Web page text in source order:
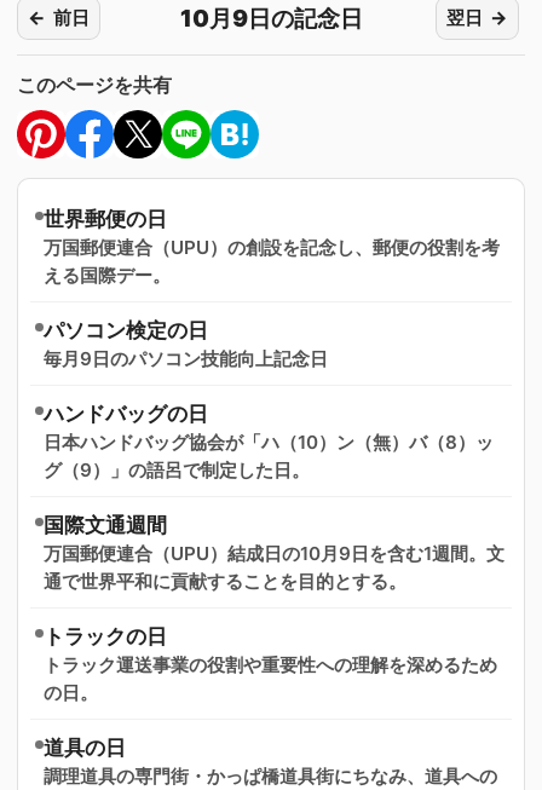
前日 10月9日の記念日 翌日
このページを共有
世界郵便の日
万国郵便連合（UPU）の創設を記念し、郵便の役割を考
える国際デー。
パソコン検定の日
毎月9日のパソコン技能向上記念日
ハンドバッグの日
日本ハンドバッグ協会が「ハ（10）ン（無）バ（8）ッ
グ（9）」の語呂で制定した日。
国際文通週間
万国郵便連合（UPU）結成日の10月9日を含む1週間。文
通で世界平和に貢献することを目的とする。
トラックの日
トラック運送事業の役割や重要性への理解を深めるため
の日。
道具の日
調理道具の専門街・かっぱ橋道具街にちなみ、道具への